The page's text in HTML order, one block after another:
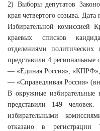
2) Выборы депутатов
края четвертого созыва. Дата
Избирательной комиссией
краевых списков
отделениями
представили 4 региональные
— «Единая Россия»,
— «Справедливая Россия»
В окружные избирательные
представили 149
избирательными
отказано в регистрации